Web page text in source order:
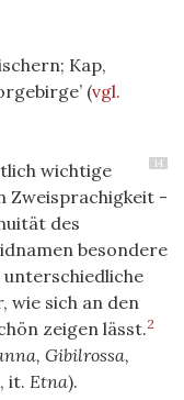
Kap,
(vgl.
14
wichtige
Zweisprachigkeit -
des
besondere
unterschiedliche
wie sich an den
zeigen lässt.2
Gibilrossa,
it. Etna).